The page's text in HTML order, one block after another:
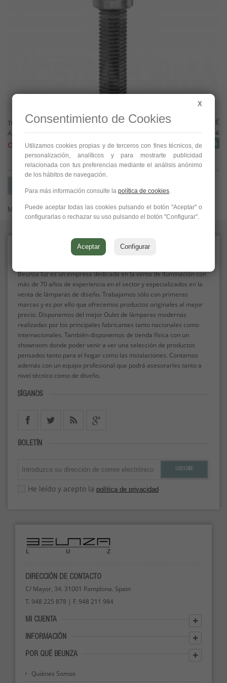
TOLOMEO SOPORTE FIJO (accesorio),
Artemide...
OFERTA!
30,00 €
60,00 €
-50%
Comparar (
Mostrando 1 - 1 de 1 item
Beunza luz es un empresa dedicada en la venta de iluminación con
más de 70 años de experiencia en el sector y especializados en la
venta de lámparas de diseño. Trabajamos sólo con primeras
marcas y es por ello que ofrecemos productos originales al mejor
precio. Disponemos del mejor Oulet de lámparas modernas
realizadas por los principales fabricantes tanto nacionales como
internacionales. También disponemos de tienda física con un
showroom donde poder venir a ver una selección de productos
pensados tanto para el hogar como las instalaciones. Contamos
además con un equipo profesional que podrá asesorarles tanto a
nivel técnico como de diseño.
SÍGANOS
BOLETÍN
SUBSCRIBE
He leído y acepto la política de privacidad
DIRECCIÓN DE CONTACTO
C/ Mayor, 34. 31001 Pamplona. Spain
T. 948 225 878 | F. 948 211 984
MI CUENTA
INFORMACIÓN
POR QUÉ BEUNZA
Quiénes Somos
X
Consentimiento de Cookies
Utilizamos cookies propias y de terceros con fines técnicos, de
personalización, analíticos y para mostrarte publicidad
relacionada con tus preferencias mediante el análisis anónimo
de los hábitos de navegación.
Para más información consulte la política de cookies.
Puede aceptar todas las cookies pulsando el botón "Aceptar" o
configurarlas o rechazar su uso pulsando el botón "Configurar".
Aceptar Configurar